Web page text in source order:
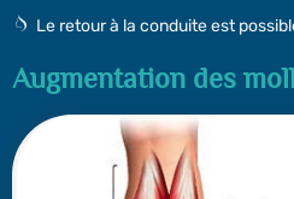
Le retour à la conduite est
Augmentation des